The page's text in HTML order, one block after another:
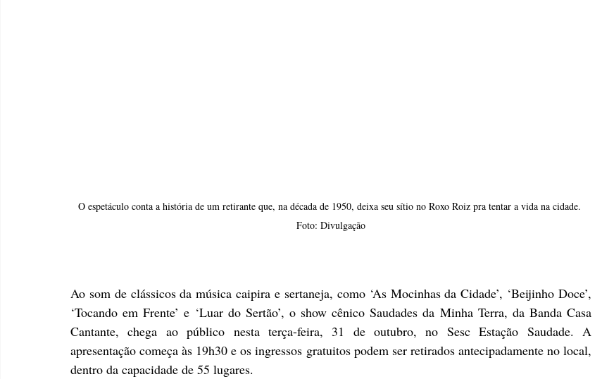
O espetáculo conta a história de um retirante que, na década de 1950, deixa seu sítio no Roxo Roiz pra tentar a vida na cidade.
Foto: Divulgação
Ao som de clássicos da música caipira e sertaneja, como ‘As Mocinhas da Cidade’, ‘Beijinho Doce’,
‘Tocando em Frente’ e ‘Luar do Sertão’, o show cênico Saudades da Minha Terra, da Banda Casa
Cantante, chega ao público nesta terça-feira, 31 de outubro, no Sesc Estação Saudade. A
apresentação começa às 19h30 e os ingressos gratuitos podem ser retirados antecipadamente no local,
dentro da capacidade de 55 lugares.